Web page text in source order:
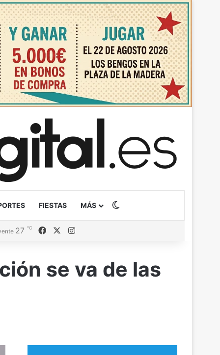
FIESTAS MÁS
27 ℃ FacebookInstagram
se va de las